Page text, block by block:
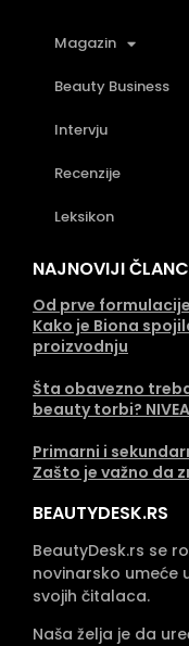
Magazin
Beauty Business
Intervju
Recenzije
Leksikon
NAJNOVIJI
Od prve
Kako je Biona
proizvodnju
Šta obavezno
beauty torbi?
Primarni i
Zašto je važno da
BEAUTYDESK.RS
BeautyDesk.rs se
novinarsko umeće
svojih čitalaca.
Naša želja je da